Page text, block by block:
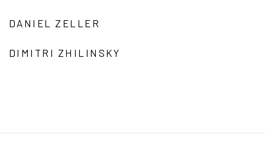
DANIEL ZELLER
DIMITRI ZHILINSKY